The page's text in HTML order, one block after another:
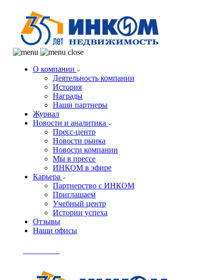
О компании
Деятельность компании
История
Награды
Наши партнеры
Журнал
Новости и аналитика
Пресс-центр
Новости рынка
Новости компании
Мы в прессе
ИНКОМ в эфире
Карьера
Партнерство с ИНКОМ
Приглашаем
Учебный центр
Истории успеха
Отзывы
Наши офисы